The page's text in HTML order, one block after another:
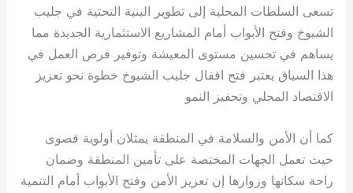
تسعى السلطات المحلية إلى تطوير البنية التحتية في جليب
الشيوخ وفتح الأبواب أمام المشاريع الاستثمارية الجديدة مما
يساهم في تحسين مستوى المعيشة وتوفير فرص العمل في
هذا السياق يعتبر فتح اقفال جليب الشيوخ خطوة نحو تعزيز
الاقتصاد المحلي وتحفيز النمو
كما أن الأمن والسلامة في المنطقة يمثلان أولوية قصوى
حيث تعمل الجهات المختصة على تأمين المنطقة وضمان
راحة سكانها وزوارها إن تعزيز الأمن وفتح الأبواب أمام التنمية